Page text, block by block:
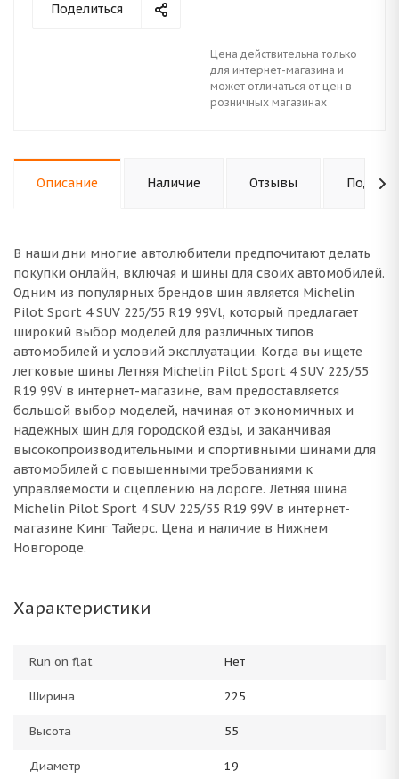
Поделиться
Цена действительна только
для интернет-магазина и
может отличаться от цен в
розничных магазинах
Описание Наличие Отзывы
В наши дни многие автолюбители предпочитают делать
покупки онлайн, включая и шины для своих автомобилей.
Одним из популярных брендов шин является Michelin
Pilot Sport 4 SUV 225/55 R19 99Vl, который предлагает
широкий выбор моделей для различных типов
автомобилей и условий эксплуатации. Когда вы ищете
легковые шины Летняя Michelin Pilot Sport 4 SUV 225/55
R19 99V в интернет-магазине, вам предоставляется
большой выбор моделей, начиная от экономичных и
надежных шин для городской езды, и заканчивая
высокопроизводительными и спортивными шинами для
автомобилей с повышенными требованиями к
управляемости и сцеплению на дороге. Летняя шина
Michelin Pilot Sport 4 SUV 225/55 R19 99V в интернет-
магазине Кинг Тайерс. Цена и наличие в Нижнем
Новгороде.
Характеристики
Run on flat Нет
Ширина 225
Высота 55
Диаметр 19